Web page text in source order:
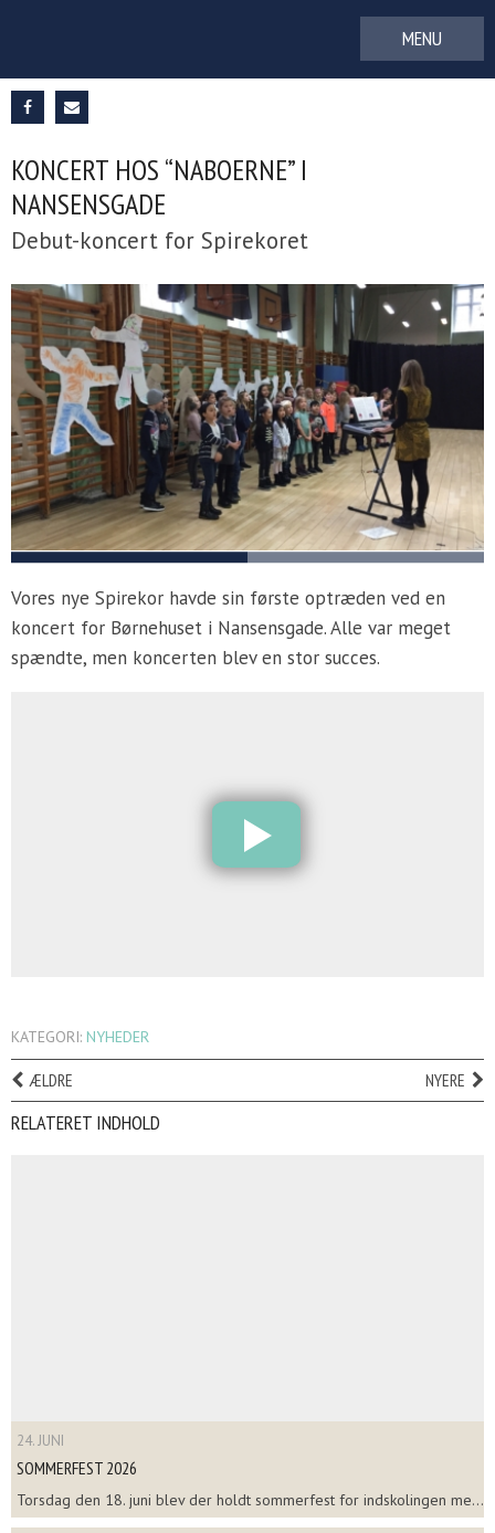
KONCERT HOS “NABOERNE” I
NANSENSGADE
Debut-koncert for Spirekoret
Vores nye Spirekor havde sin første optræden ved en
koncert for Børnehuset i Nansensgade. Alle var meget
spændte, men koncerten blev en stor succes.
KATEGORI: NYHEDER
ÆLDRE NYERE
RELATERET INDHOLD
24. JUNI
SOMMERFEST 2026
Torsdag den 18. juni blev der holdt sommerfest for indskolingen me...